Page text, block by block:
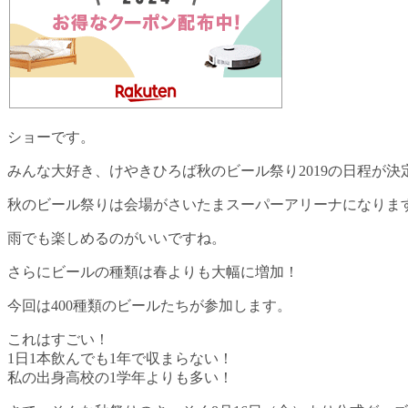
ショーです。
みんな大好き、けやきひろば秋のビール祭り2019の日程が決
秋のビール祭りは会場がさいたまスーパーアリーナになりま
雨でも楽しめるのがいいですね。
さらにビールの種類は春よりも大幅に増加！
今回は400種類のビールたちが参加します。
これはすごい！
1日1本飲んでも1年で収まらない！
私の出身高校の1学年よりも多い！